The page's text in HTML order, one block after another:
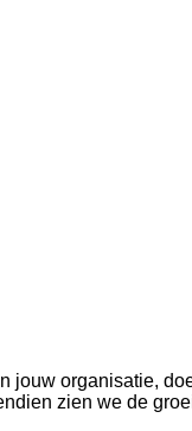
jouw organisatie,
zien we de